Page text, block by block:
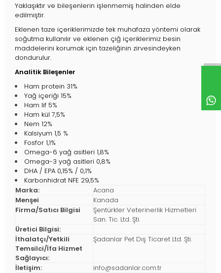
Yaklaşıktır ve bileşenlerin işlenmemiş halinden elde
edilmiştir.
Eklenen taze içeriklerimizde tek muhafaza yöntemi olarak
soğutma kullanılır ve eklenen çiğ içeriklerimiz besin
maddelerini korumak için tazeliğinin zirvesindeyken
dondurulur.
Analitik Bileşenler
Ham protein 31%
Yağ içeriği 15%
Ham lif 5%
Ham kül 7,5%
Nem 12%
Kalsiyum 1,5 %
Fosfor 1,1%
Omega-6 yağ asitleri 1,8%
Omega-3 yağ asitleri 0,8%
DHA / EPA 0,15% / 0,1%
Karbonhidrat NFE 29,5%
Marka:
Acana
Menşei
Kanada
Firma/Satıcı Bilgisi
Şentürkler Veterinerlik Hizmetleri
San. Tic. Ltd. Şti.
Üretici Bilgisi:
İthalatçı/Yetkili
Temsilci/İfa Hizmet
Sağlayıcı:
Şadanlar Pet Dış Ticaret Ltd. Şti.
İletişim: info@sadanlar.com.tr